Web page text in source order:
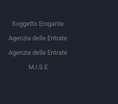
Soggetto Erogante
Agenzia delle Entrate
Agenzia delle Entrate
M.I.S.E